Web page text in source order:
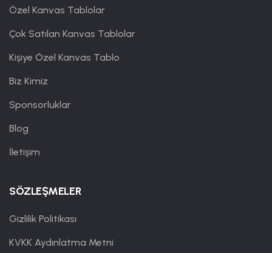
Özel Kanvas Tablolar
Çok Satılan Kanvas Tablolar
Kişiye Özel Kanvas Tablo
Biz Kimiz
Sponsorluklar
Blog
İletişim
SÖZLEŞMELER
Gizlilik Politikası
KVKK Aydınlatma Metni